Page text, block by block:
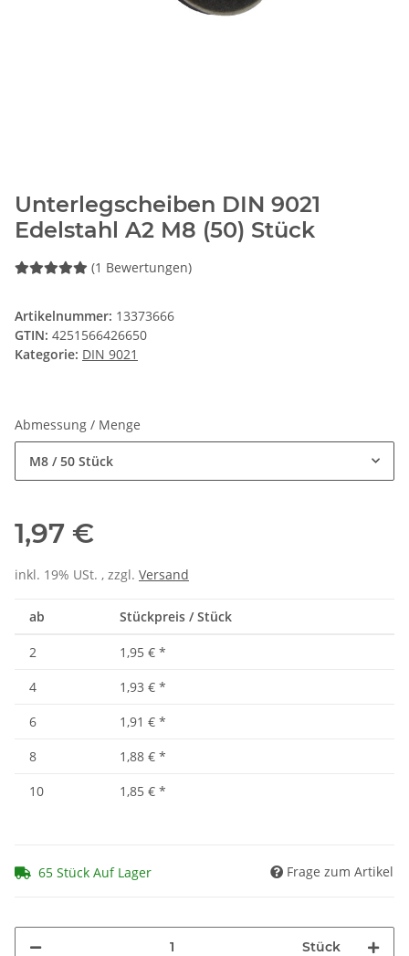
Unterlegscheiben DIN 9021
Edelstahl A2 M8 (50) Stück
(1 Bewertungen)
Artikelnummer: 13373666
GTIN: 4251566426650
Kategorie: DIN 9021
Abmessung / Menge
M8 / 50 Stück
1,97 €
inkl. 19% USt. , zzgl. Versand
ab Stückpreis / Stück
2 1,95 € *
4
1,93 € *
6
1,91 € *
8
1,88 € *
10
1,85 € *
65 Stück Auf Lager Frage zum Artikel
Stück